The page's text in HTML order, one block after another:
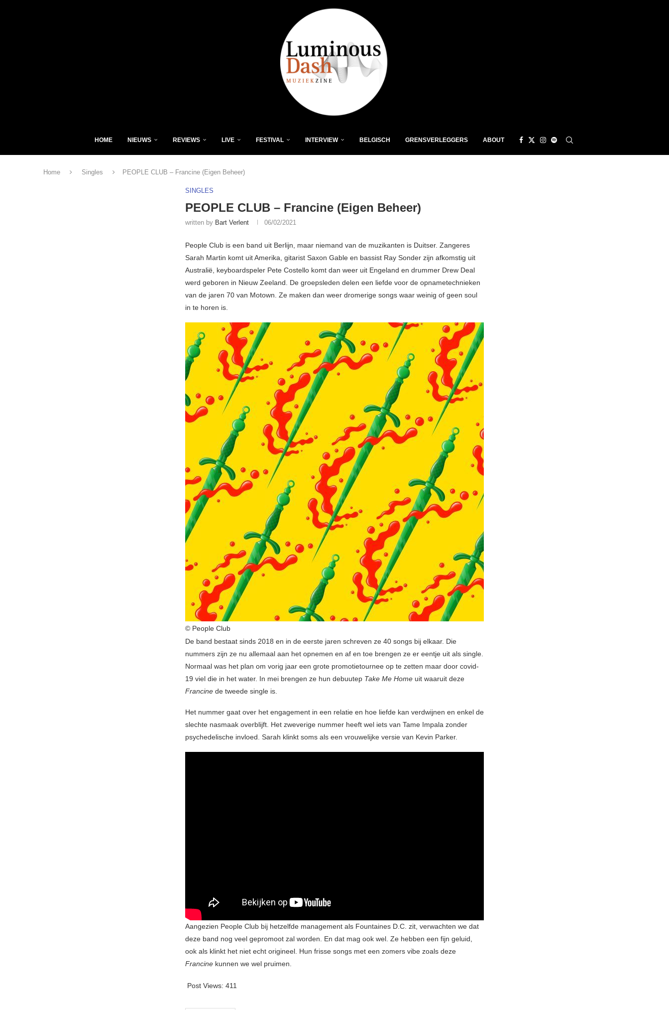
HOME NIEUWS REVIEWS LIVE FESTIVAL INTERVIEW BELGISCH GRENSVERLEGGERS ABOUT
Home Singles PEOPLE CLUB – Francine (Eigen Beheer)
SINGLES
PEOPLE CLUB – Francine (Eigen Beheer)
written by Bart Verlent 06/02/2021
People Club is een band uit Berlijn, maar niemand van de muzikanten is Duitser. Zangeres
Sarah Martin komt uit Amerika, gitarist Saxon Gable en bassist Ray Sonder zijn afkomstig uit
Australië, keyboardspeler Pete Costello komt dan weer uit Engeland en drummer Drew Deal
werd geboren in Nieuw Zeeland. De groepsleden delen een liefde voor de opnametechnieken
van de jaren 70 van Motown. Ze maken dan weer dromerige songs waar weinig of geen soul
in te horen is.
© People Club
De band bestaat sinds 2018 en in de eerste jaren schreven ze 40 songs bij elkaar. Die
nummers zijn ze nu allemaal aan het opnemen en af en toe brengen ze er eentje uit als single.
Normaal was het plan om vorig jaar een grote promotietournee op te zetten maar door covid-
19 viel die in het water. In mei brengen ze hun debuutep Take Me Home uit waaruit deze
Francine de tweede single is.
Het nummer gaat over het engagement in een relatie en hoe liefde kan verdwijnen en enkel de
slechte nasmaak overblijft. Het zweverige nummer heeft wel iets van Tame Impala zonder
psychedelische invloed. Sarah klinkt soms als een vrouwelijke versie van Kevin Parker.
Aangezien People Club bij hetzelfde management als Fountaines D.C. zit, verwachten we dat
deze band nog veel gepromoot zal worden. En dat mag ook wel. Ze hebben een fijn geluid,
ook als klinkt het niet echt origineel. Hun frisse songs met een zomers vibe zoals deze
Francine kunnen we wel pruimen.
Post Views: 411